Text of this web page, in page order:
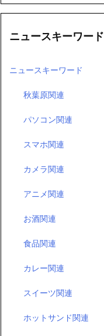
ニュースキーワード
ニュースキーワード
秋葉原関連
パソコン関連
スマホ関連
カメラ関連
アニメ関連
お酒関連
食品関連
カレー関連
スイーツ関連
ホットサンド関連